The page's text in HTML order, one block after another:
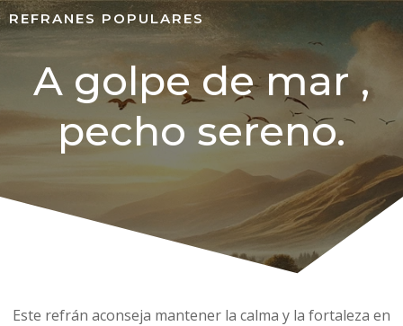
REFRANES POPULARES
A golpe de mar ,
pecho sereno.
Este refrán aconseja mantener la calma y la fortaleza en